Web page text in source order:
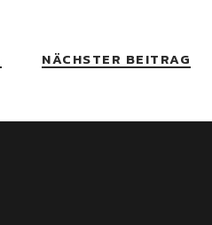
NÄCHSTER BEITRAG